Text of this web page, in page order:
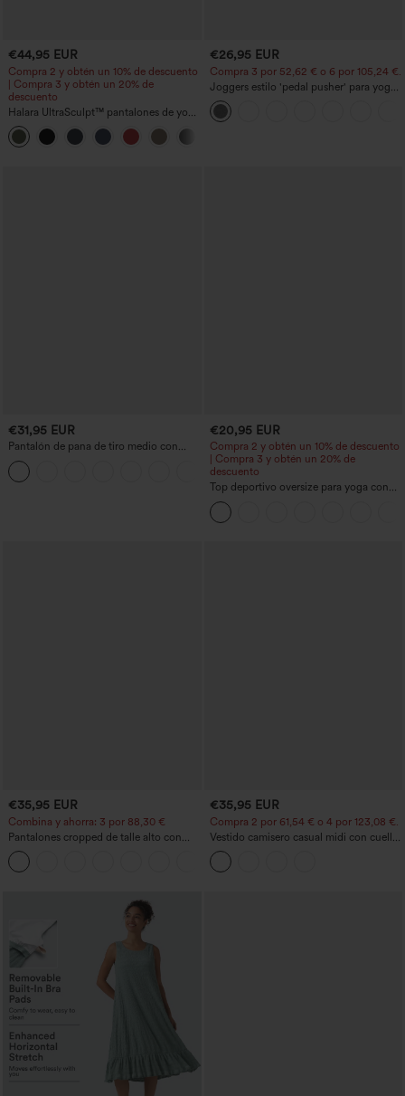
€44,95 EUR
Compra 2 y obtén un 10% de descuento
| Compra 3 y obtén un 20% de
descuento
Halara UltraSculpt™ pantalones de yoga
holgados de talle alto con control
abdominal, rayas color block y bolsillos
€26,95 EUR
Compra 3 por 52,62 € o 6 por 105,24 €.
Joggers estilo 'pedal pusher' para yoga
de talle alto, fruncidos y jaspeados, con
bolsillos
€31,95 EUR
Pantalón de pana de tiro medio con
cremallera
€20,95 EUR
Compra 2 y obtén un 10% de descuento
| Compra 3 y obtén un 20% de
descuento
Top deportivo oversize para yoga con
escote en V y mangas cortas, con
tecnología InstantCool de secado
rápido.
€35,95 EUR
Combina y ahorra: 3 por 88,30 €
Pantalones cropped de talle alto con
bolsillos con cremallera y efecto lino
€35,95 EUR
Compra 2 por 61,54 € o 4 por 123,08 €.
Vestido camisero casual midi con cuello,
mangas casquillo, cinturón, dobladillo
curvo con abertura y bolsillos